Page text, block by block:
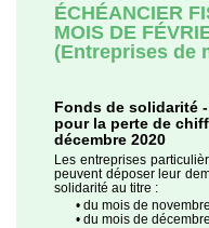
ÉCHÉANCIER
MOIS DE
(Entreprises de
Fonds de solidarité
pour la perte de
décembre 2020
Les entreprises
peuvent déposer leur
solidarité au titre :
• du mois de
• du mois de